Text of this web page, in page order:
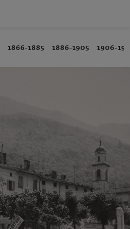
1866-1885 1886-1905 1906-